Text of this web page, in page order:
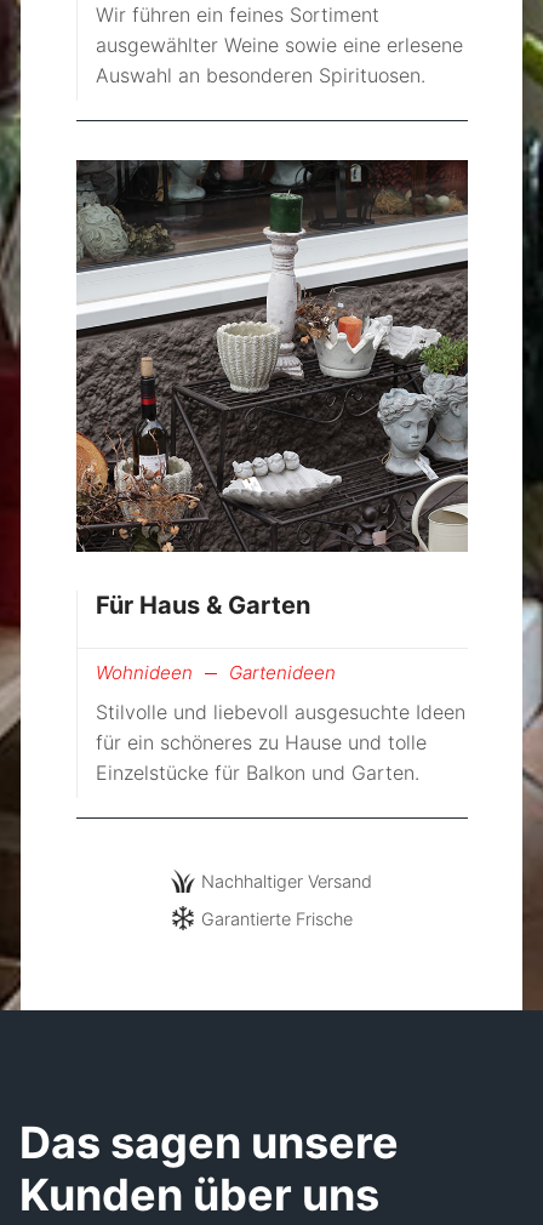
Wir führen ein feines Sortiment
ausgewählter Weine sowie eine erlesene
Auswahl an besonderen Spirituosen.
Für Haus & Garten
Wohnideen Gartenideen
Stilvolle und liebevoll ausgesuchte Ideen
für ein schöneres zu Hause und tolle
Einzelstücke für Balkon und Garten.
Nachhaltiger Versand
Garantierte Frische
Das sagen unsere
Kunden über uns